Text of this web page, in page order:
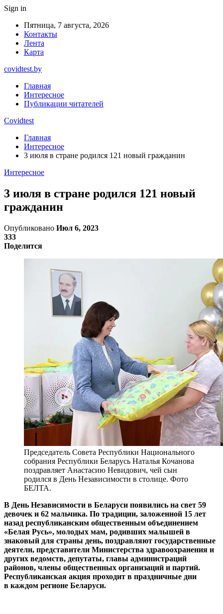
Sign in
Пятница, 7 августа, 2026
Контакты
Лента
Карта
covidtest.by
Главная
Интересное
Публикации читателей
Covidtest
Главная
Интересное
3 июля в стране родился 121 новый гражданин
Интересное
3 июля в стране родился 121 новый
гражданин
Опубликовано Июл 6, 2023
333
Поделится
Председатель Совета Республики Национального
собрания Республики Беларусь Наталья Кочанова
поздравляет Анастасию Невидович, чей сын
родился в День Независимости в столице. Фото
БЕЛТА.
В День Независимости в Беларуси появились на свет 59
девочек и 62 мальчика. По традиции, заложенной 15 лет
назад республиканским общественным объединением
«Белая Русь», молодых мам, родивших малышей в
знаковый для страны день, поздравляют государственные
деятели, представители Министерства здравоохранения и
других ведомств, депутаты, главы администраций
районов, члены общественных организаций и партий.
Республиканская акция проходит в праздничные дни
в каждом регионе Беларуси.